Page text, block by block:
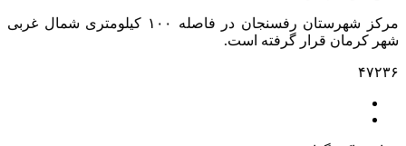
مرکز شهرستان رفسنجان در فاصله ۱۰۰ کیلومتری شمال غربی
شهر کرمان قرار گرفته است.
۴۷۲۳۶